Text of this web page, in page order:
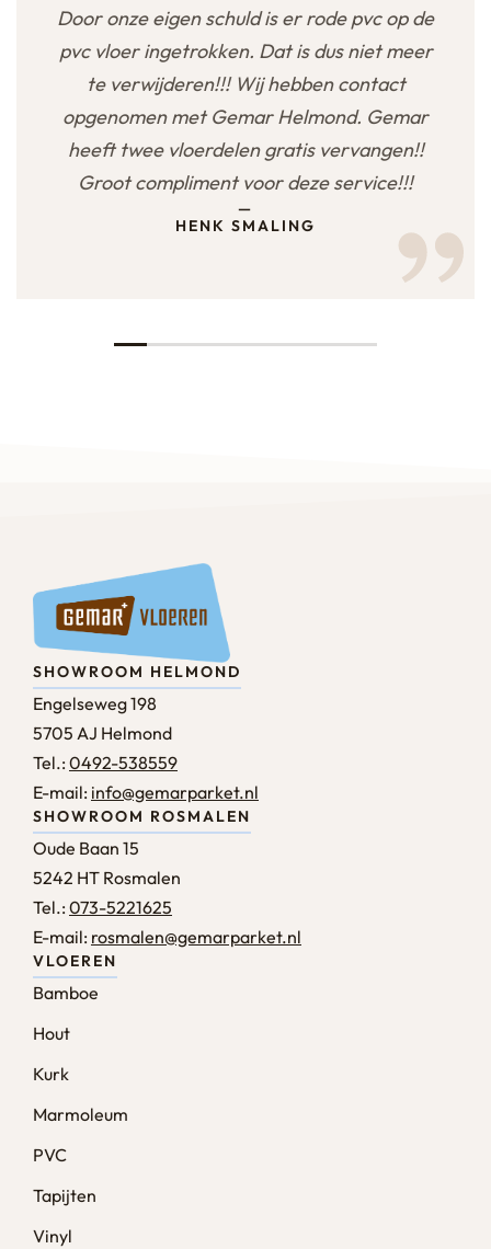
Door onze eigen schuld is er rode pvc op de
pvc vloer ingetrokken. Dat is dus niet meer
te verwijderen!!! Wij hebben contact
opgenomen met Gemar Helmond. Gemar
heeft twee vloerdelen gratis vervangen!!
Groot compliment voor deze service!!!
—
HENK SMALING
SHOWROOM HELMOND
Engelseweg 198
5705 AJ Helmond
Tel.: 0492-538559
E-mail: info@gemarparket.nl
SHOWROOM ROSMALEN
Oude Baan 15
5242 HT Rosmalen
Tel.: 073-5221625
E-mail: rosmalen@gemarparket.nl
VLOEREN
Bamboe
Hout
Kurk
Marmoleum
PVC
Tapijten
Vinyl